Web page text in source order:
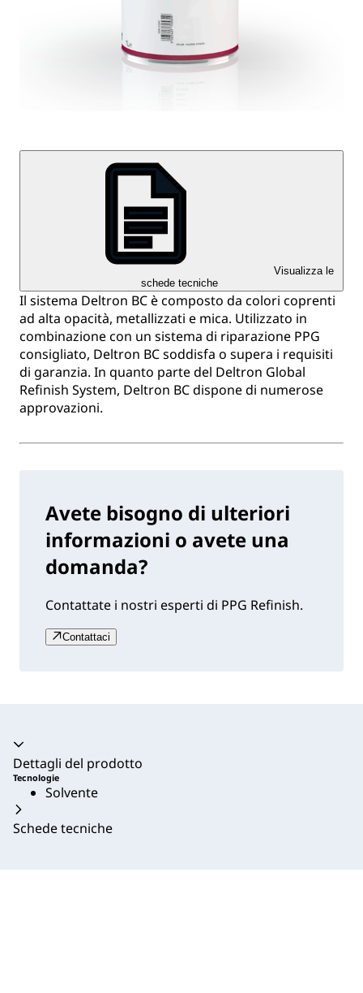
Visualizza le
schede tecniche
Il sistema Deltron BC è composto da colori coprenti
ad alta opacità, metallizzati e mica. Utilizzato in
combinazione con un sistema di riparazione PPG
consigliato, Deltron BC soddisfa o supera i requisiti
di garanzia. In quanto parte del Deltron Global
Refinish System, Deltron BC dispone di numerose
approvazioni.
Avete bisogno di ulteriori
informazioni o avete una
domanda?
Contattate i nostri esperti di PPG Refinish.
Contattaci
Dettagli del prodotto
Tecnologie
Solvente
Schede tecniche